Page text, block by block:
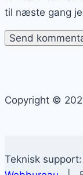
til næste gang
Copyright ©
Teknisk support: